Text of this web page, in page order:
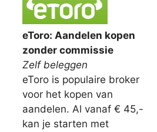
eToro: Aandelen kopen
zonder commissie
Zelf beleggen
eToro is populaire broker
voor het kopen van
aandelen. Al vanaf € 45,-
kan je starten met